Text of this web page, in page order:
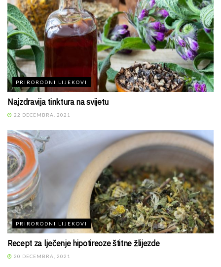
PRIRORODNI LIJEKOVI
Najzdravija tinktura na svijetu
22 DECEMBRA, 2021
PRIRORODNI LIJEKOVI
Recept za lječenje hipotireoze štitne žlijezde
20 DECEMBRA, 2021